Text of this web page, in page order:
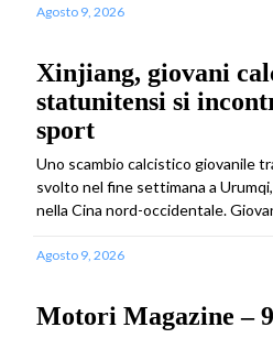
Agosto 9, 2026
Xinjiang, giovani
statunitensi si
sport
Uno scambio calcistico giovanile
svolto nel fine settimana a
nella Cina nord-occidentale.
Agosto 9, 2026
Motori Magazine –